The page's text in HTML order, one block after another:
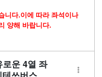
니다.이에 따라 좌석이나
양해 바랍니다.
운 4열 좌